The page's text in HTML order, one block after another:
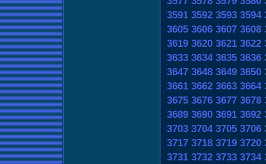
3591 3592 3593 3594
3605 3606 3607 3608
3619 3620 3621 3622
3633 3634 3635 3636
3647 3648 3649 3650
3661 3662 3663 3664
3675 3676 3677 3678
3689 3690 3691 3692
3703 3704 3705 3706
3717 3718 3719 3720
3731 3732 3733 3734